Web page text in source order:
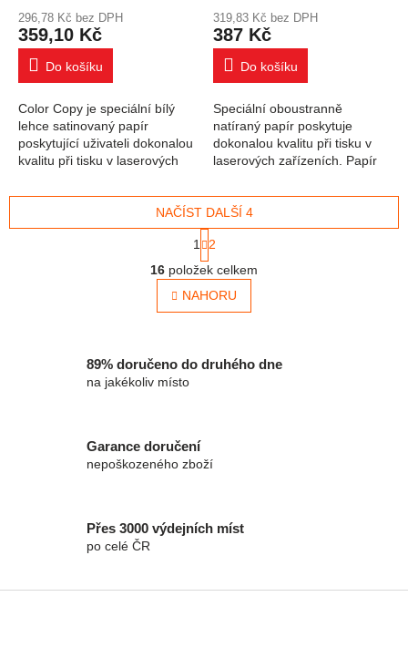
296,78 Kč bez DPH
359,10 Kč
Do košíku
Color Copy je speciální bílý
lehce satinovaný papír
poskytující uživateli dokonalou
kvalitu při tisku v laserových
oboustranně upravený papír
319,83 Kč bez DPH
387 Kč
Do košíku
Speciální oboustranně
natíraný papír poskytuje
dokonalou kvalitu při tisku v
laserových zařízeních. Papír
všech reprezentativních
materiálů, např....
Ovládací prvky výpisu
NAČÍST DALŠÍ 4
1 2
16 položek celkem
NAHORU
89% doručeno do druhého dne
na jakékoliv místo
Garance doručení
nepoškozeného zboží
Přes 3000 výdejních míst
po celé ČR